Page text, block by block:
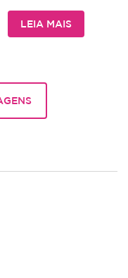
LEIA MAIS